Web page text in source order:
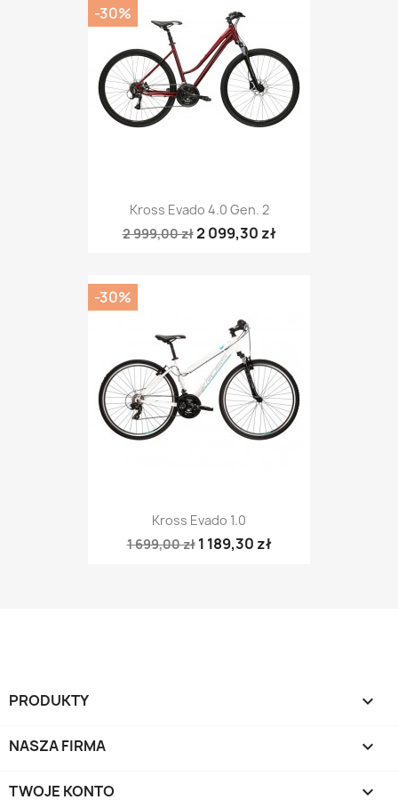
Kross Evado 4.0 Gen. 2
2 999,00 zł2 099,30 zł
-30%
Kross Evado 1.0
1 699,00 zł 1 189,30 zł
-30%
PRODUKTY 
NASZA FIRMA 
TWOJE KONTO 